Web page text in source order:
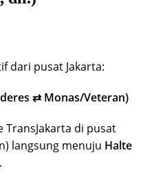
dari pusat Jakarta:
⇄ Monas/Veteran)
TransJakarta di pusat
langsung menuju Halte